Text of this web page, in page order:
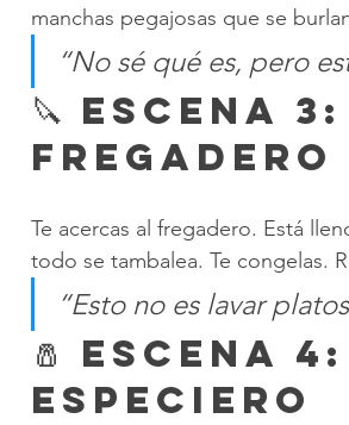
manchas pegajosas que se
“No sé qué es, pero
🔪 Escena
Fregadero
Te acercas al fregadero. Está
todo se tambalea. Te congelas.
“Esto no es lavar
🧂 Escena
Especiero